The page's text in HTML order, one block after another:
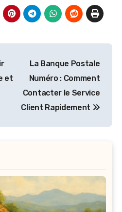
et
La Banque Postale
Numéro : Comment
Contacter le Service
Client Rapidement